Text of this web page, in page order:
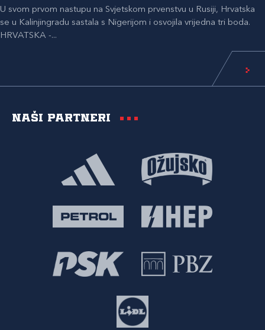
U svom prvom nastupu na Svjetskom prvenstvu u Rusiji, Hrvatska
se u Kalinjingradu sastala s Nigerijom i osvojila vrijedna tri boda.
HRVATSKA -...
Naši partneri